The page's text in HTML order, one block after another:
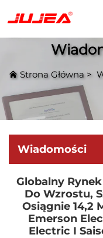
Strona Główna>
Wiadomości
Globalny
Do Wzrostu,
Osiągnie 14,2
Emerson
Electric I